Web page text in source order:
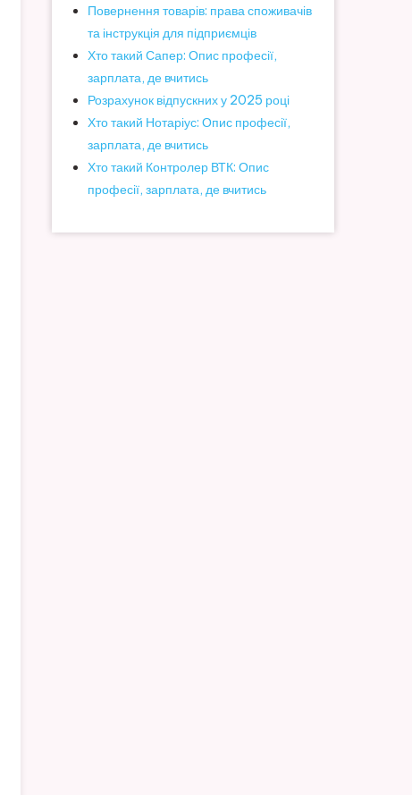
Повернення товарів: права споживачів
та інструкція для підприємців
Хто такий Сапер: Опис професії,
зарплата, де вчитись
Розрахунок відпускних у 2025 році
Хто такий Нотаріус: Опис професії,
зарплата, де вчитись
Хто такий Контролер ВТК: Опис
професії, зарплата, де вчитись